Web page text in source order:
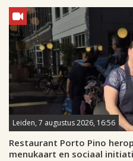
Leiden, 7 augustus 2026, 16:56
Restaurant Porto Pino
menukaart en sociaal